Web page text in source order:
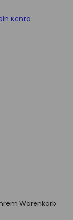
Konto
Warenkorb